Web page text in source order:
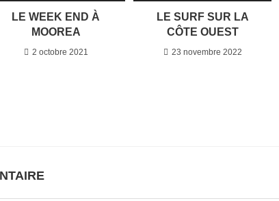
LE WEEK END À
MOOREA
2 octobre 2021
LE SURF SUR LA
CÔTE OUEST
23 novembre 2022